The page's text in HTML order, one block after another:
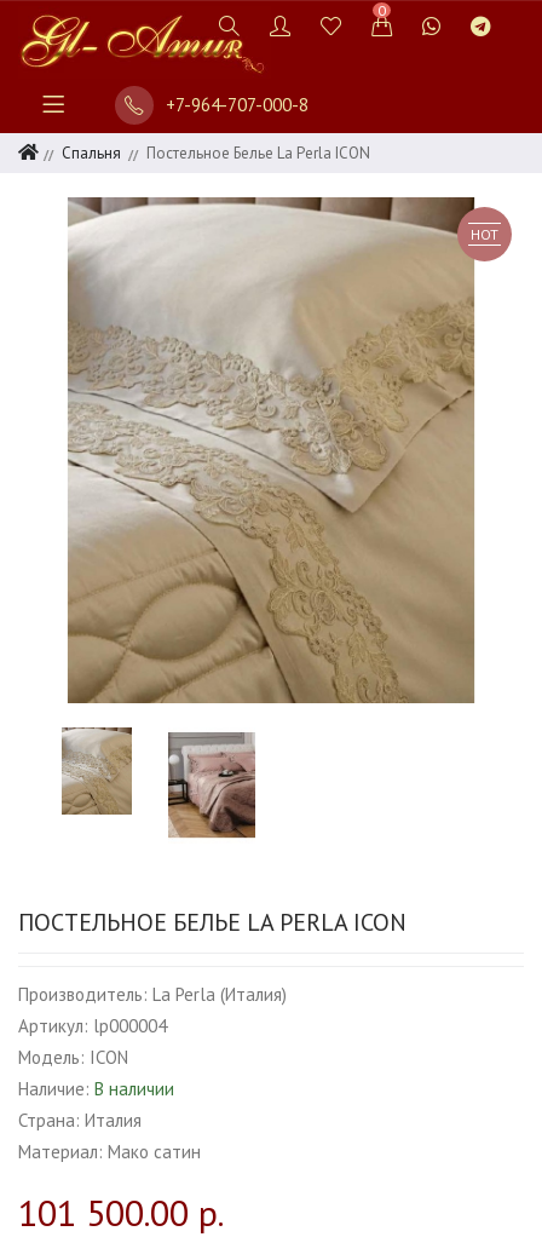
0
+7-964-707-000-8
Спальня Постельное Белье La Perla ICON
HOT
ПОСТЕЛЬНОЕ БЕЛЬЕ LA PERLA ICON
Производитель: La Perla (Италия)
Артикул: lp000004
Модель: ICON
Наличие: В наличии
Страна: Италия
Материал: Мако сатин
101 500.00 р.